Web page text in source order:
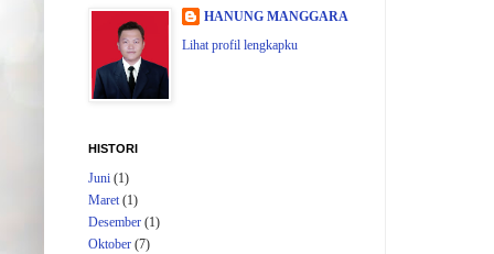
HANUNG MANGGARA
Lihat profil lengkapku
HISTORI
Juni (1)
Maret(1)
Desember (1)
Oktober (7)